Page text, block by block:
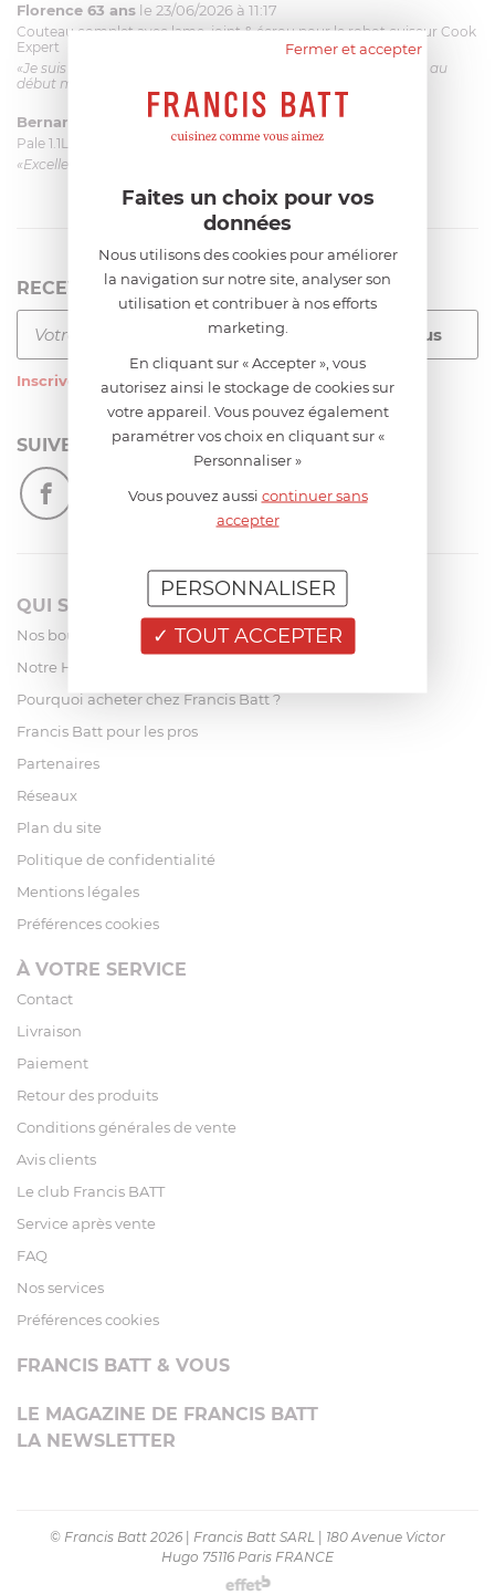
Florence 63 ans le 23/06/2026 à 11:17
Couteau complet avec lame, joint & écrou pour le robot cuiseur Cook
Expert
«Je suis satisfaite du couteau Magimix. L'écrou est un peu dur au
début mais ça le fait. La livraison a été très rapide. ...»
Bernard le 23/06/2026 à 09:43
Pale 1.1L pour Glacier Magimix 11031/121/123/124
«Excellent: produit et livraison»
RECEVEZ LA NEWSLETTER
Inscrivez-vous à notre newsletter
SUIVEZ-NOUS
QUI SOMMES-NOUS?
Nos boutiques
Notre Histoire
Pourquoi acheter chez Francis Batt ?
Francis Batt pour les pros
Partenaires
Réseaux
Plan du site
Politique de confidentialité
Mentions légales
Préférences cookies
À VOTRE SERVICE
Contact
Livraison
Paiement
Retour des produits
Conditions générales de vente
Avis clients
Le club Francis BATT
Service après vente
FAQ
Nos services
Préférences cookies
FRANCIS BATT & VOUS
LE MAGAZINE DE FRANCIS BATT
LA NEWSLETTER
© Francis Batt 2026 Francis Batt SARL
180 Avenue Victor
Hugo 75116 Paris FRANCE
Fermer et accepter
Faites un choix pour vos
données
Nous utilisons des cookies pour améliorer
la navigation sur notre site, analyser son
utilisation et contribuer à nos efforts
marketing.
En cliquant sur « Accepter », vous
autorisez ainsi le stockage de cookies sur
votre appareil. Vous pouvez également
paramétrer vos choix en cliquant sur «
Personnaliser »
Vous pouvez aussi continuer sans
accepter
TOUT ACCEPTER
PERSONNALISER